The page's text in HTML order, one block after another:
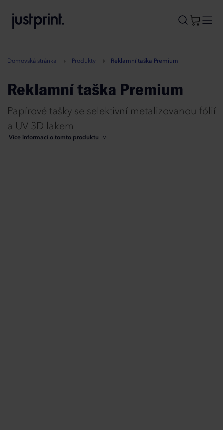
A
Domovská stránka Produkty Reklamní taška Premium
Reklamní taška Premium
Papírové tašky se selektivní metalizovanou fólií
a UV 3D lakem
Více informací o tomto produktu